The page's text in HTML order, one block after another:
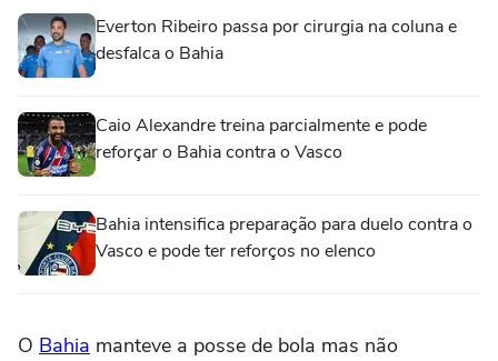
Everton Ribeiro passa por cirurgia na coluna e
desfalca o Bahia
Caio Alexandre treina parcialmente e pode
reforçar o Bahia contra o Vasco
Bahia intensifica preparação para duelo contra o
Vasco e pode ter reforços no elenco
O Bahia manteve a posse de bola mas não